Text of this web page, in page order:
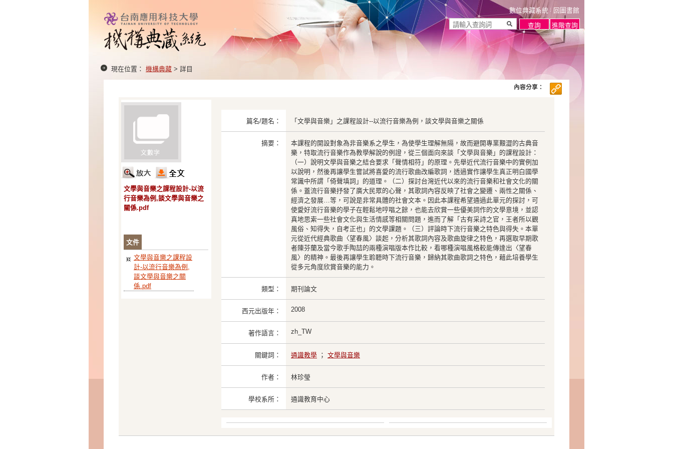
數位典藏系統 回圖書館
現在位置： 機構典藏 > 詳目
文學與音樂之課程設計-以流
行音樂為例,談文學與音樂之
關係.pdf
文件
文學與音樂之課程設
計-以流行音樂為例,
談文學與音樂之關
係.pdf
篇名/題名： 「文學與音樂」之課程設計--以流行音樂為例，談文學與音樂之關係
摘要：
本課程的開設對象為非音樂系之學生，為使學生理解無隔，故而避開專業艱澀的古典音
樂，特取流行音樂作為教學解說的例證，從三個面向來談「文學與音樂」的課程設計：
（一）說明文學與音樂之結合要求「聲情相符」的原理。先舉近代流行音樂中的實例加
以說明，然後再讓學生嘗試將喜愛的流行歌曲改編歌詞，透過實作讓學生真正明白國學
常識中所謂「倚聲填詞」的道理。（二）探討台灣近代以來的流行音樂和社會文化的關
係。蓋流行音樂抒發了廣大民眾的心聲，其歌詞內容反映了社會之變遷、兩性之關係、
經濟之發展…等，可說是非常具體的社會文本。因此本課程希望通過此單元的探討，可
使愛好流行音樂的學子在輕鬆地哼唱之餘，也能去欣賞一些優美詞作的文學意境，並認
真地思索一些社會文化與生活情感等相關問題，進而了解「古有采詩之官，王者所以觀
風俗、知得失，自考正也」的文學課題。（三）評論時下流行音樂之特色與得失。本單
元從近代經典歌曲〈望春風〉談起，分析其歌詞內容及歌曲旋律之特色，再選取早期歌
者陳芬蘭及當今歌手陶喆的兩種演唱版本作比較，看哪種演唱風格較能傳達出〈望春
風〉的精神。最後再讓學生聆聽時下流行音樂，歸納其歌曲歌詞之特色，藉此培養學生
從多元角度欣賞音樂的能力。
類型： 期刊論文
西元出版年： 2008
著作語言： zh_TW
關鍵詞： 通識教學 ； 文學與音樂
作者： 林珍瑩
學校系所： 通識教育中心
內容分享：